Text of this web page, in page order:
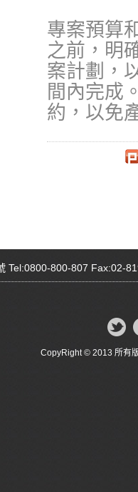
專案預算
之前，明
案計劃，
間內完成
約，以免
Tel:0800-800-807 Fax:02-
CopyRight © 2013 所有